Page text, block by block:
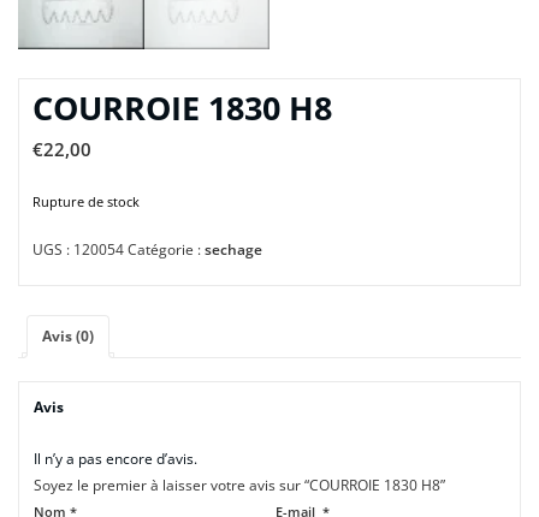
COURROIE 1830 H8
€22,00
Rupture de stock
UGS : 120054Catégorie :sechage
Avis (0)
Avis
Il n’y a pas encore d’avis.
Soyez le premier à laisser votre avis sur “COURROIE 1830 H8”
Nom * E-mail *